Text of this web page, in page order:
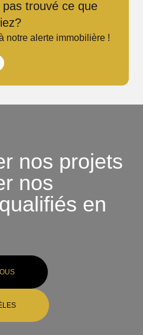
trouvé ce que
notre alerte immobilière !
nos projets
nos
en